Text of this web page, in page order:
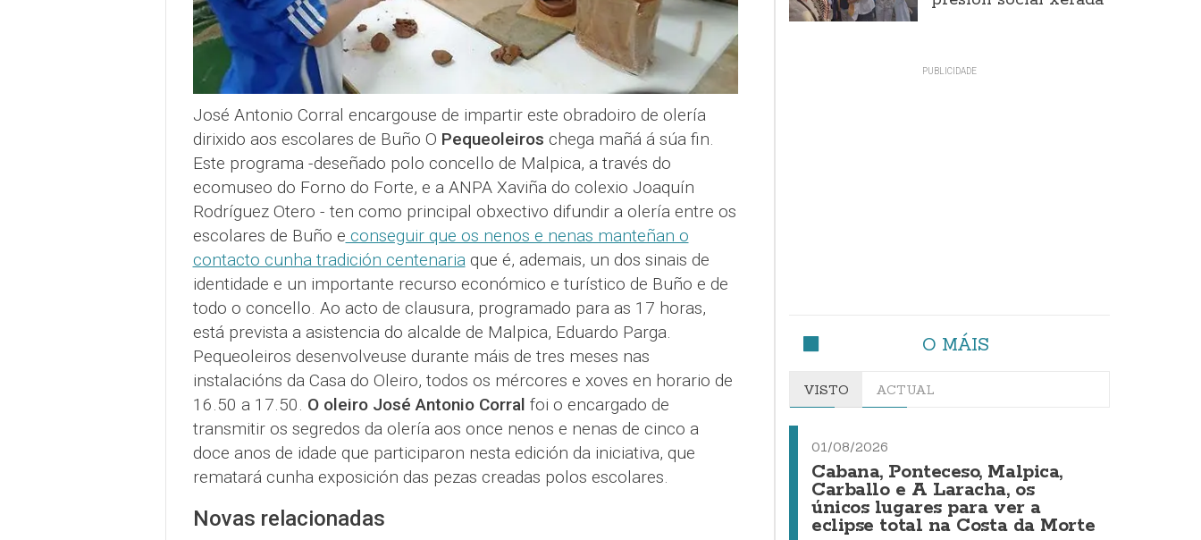
José Antonio Corral encargouse de impartir este obradoiro de olería
dirixido aos escolares de Buño O Pequeoleiros chega mañá á súa fin.
Este programa -deseñado polo concello de Malpica, a través do
ecomuseo do Forno do Forte, e a ANPA Xaviña do colexio Joaquín
Rodríguez Otero - ten como principal obxectivo difundir a olería entre os
escolares de Buño e conseguir que os nenos e nenas manteñan o
contacto cunha tradición centenariaque é, ademais, un dos sinais de
identidade e un importante recurso económico e turístico de Buño e de
todo o concello. Ao acto de clausura, programado para as 17 horas,
está prevista a asistencia do alcalde de Malpica, Eduardo Parga.
Pequeoleiros desenvolveuse durante máis de tres meses nas
instalacións da Casa do Oleiro, todos os mércores e xoves en horario de
16.50 a 17.50. O oleiro José Antonio Corral foi o encargado de
transmitir os segredos da olería aos once nenos e nenas de cinco a
doce anos de idade que participaron nesta edición da iniciativa, que
rematará cunha exposición das pezas creadas polos escolares.
Novas relacionadas
O MÁIS
VISTO ACTUAL
01/08/2026
Cabana, Ponteceso, Malpica,
Carballo e A Laracha, os
únicos lugares para ver a
eclipse total na Costa da Morte